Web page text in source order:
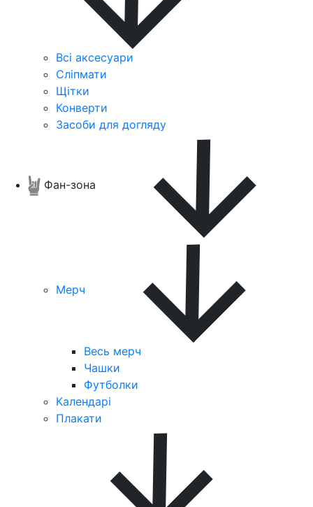
Всі аксесуари
Сліпмати
Щітки
Конверти
Засоби для догляду
Фан-зона
Мерч
Весь мерч
Чашки
Футболки
Календарі
Плакати